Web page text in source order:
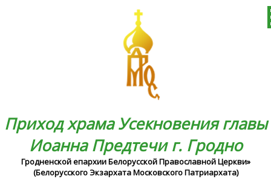
Приход храма Усекновения главы
Иоанна Предтечи г. Гродно
Гродненской епархии Белорусской Православной Церкви»
(Белорусского Экзархата Московского Патриархата)